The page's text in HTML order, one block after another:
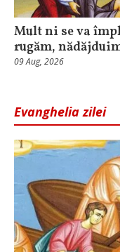
Mult ni se va
rugăm,
09 Aug, 2026
Evanghelia zilei